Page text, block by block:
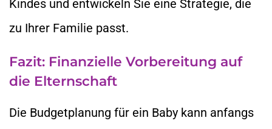
Kindes und entwickeln Sie eine Strategie, die
zu Ihrer Familie passt.
Fazit: Finanzielle Vorbereitung auf
die Elternschaft
Die Budgetplanung für ein Baby kann anfangs